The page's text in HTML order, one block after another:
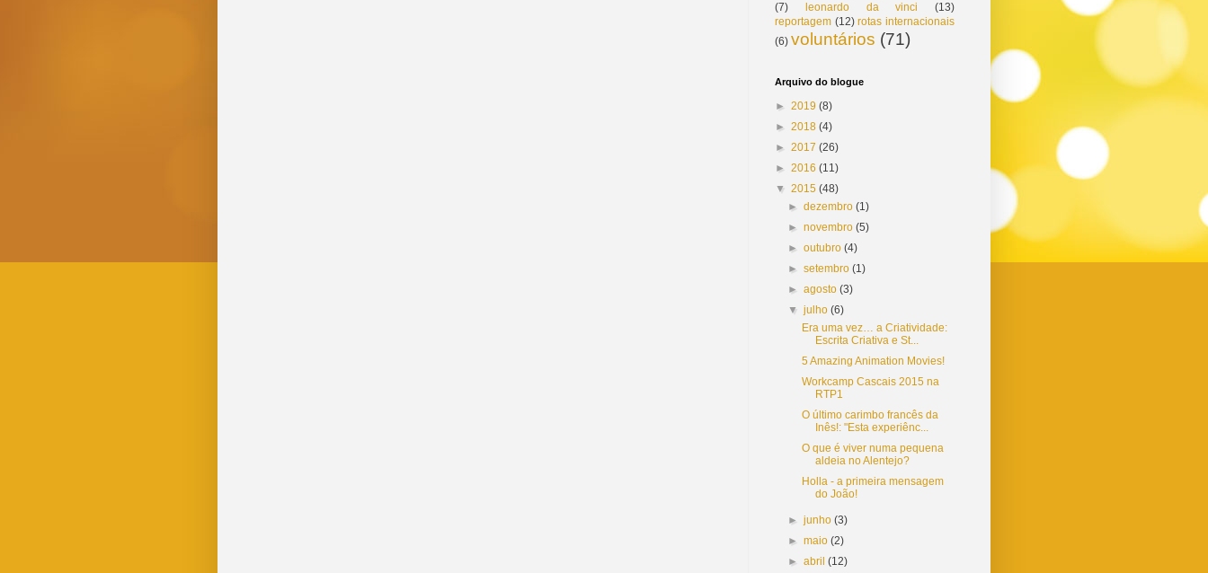
(7)
leonardo da vinci
(13)
reportagem (12) rotas internacionais
(6) voluntários (71)
Arquivo do blogue
► 2019 (8)
► 2018 (4)
► 2017 (26)
► 2016 (11)
▼ 2015 (48)
►dezembro (1)
►novembro (5)
►outubro (4)
►setembro (1)
►agosto (3)
▼ julho (6)
Era uma vez… a Criatividade:
Escrita Criativa e St...
5 Amazing Animation Movies!
Workcamp Cascais 2015 na
RTP1
O último carimbo francês da
Inês!: "Esta experiênc...
O que é viver numa pequena
aldeia no Alentejo?
Holla - a primeira mensagem
do João!
►junho (3)
►maio (2)
►abril (12)